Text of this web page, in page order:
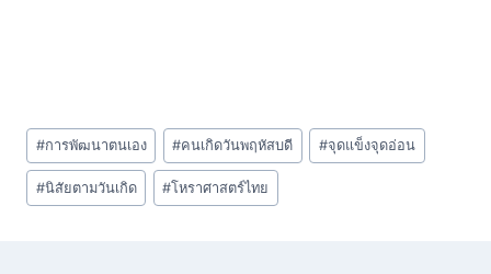
Post
Tags:
#การพัฒนาตนเอง #คนเกิดวันพฤหัสบดี #จุดแข็งจุดอ่อน
#นิสัยตามวันเกิด #โหราศาสตร์ไทย